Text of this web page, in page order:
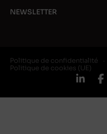
NEWSLETTER
Politique de confidentialité
Politique de cookies (UE)